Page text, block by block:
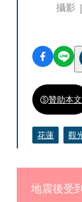
攝影
贊助本文
花蓮 觀
地震後受